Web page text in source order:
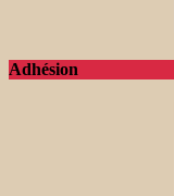
Adhésion